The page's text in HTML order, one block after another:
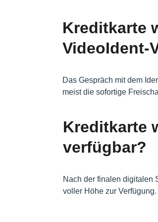
Kreditkarte
VideoIdent-
Das Gespräch mit dem
meist die sofortige
Kreditkarte
verfügbar?
Nach der finalen digitalen
voller Höhe zur Verfügung.